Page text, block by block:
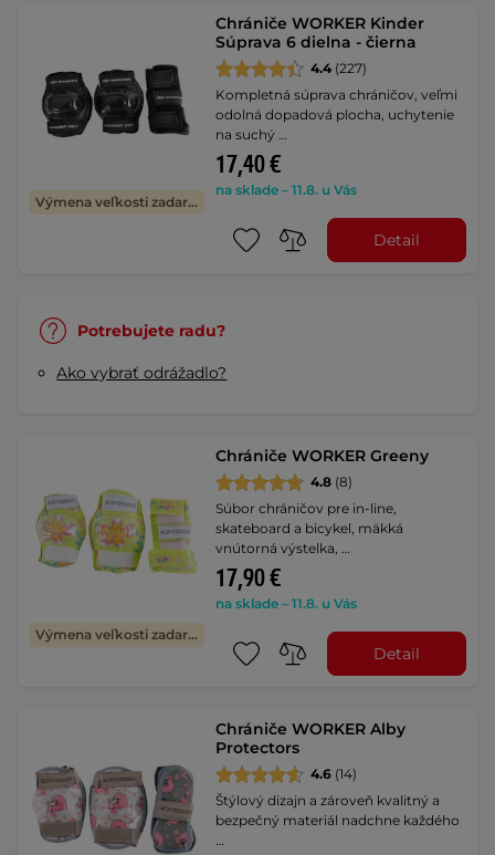
Výmena veľkosti zadarmo
Chrániče WORKER Kinder
Súprava 6 dielna - čierna
4.4 (227)
Kompletná súprava chráničov, veľmi
odolná dopadová plocha, uchytenie
na suchý …
17,40 €
na sklade – 11.8. u Vás
Detail
Potrebujete radu?
Ako vybrať odrážadlo?
Výmena veľkosti zadarmo
Chrániče WORKER Greeny
4.8 (8)
Súbor chráničov pre in-line,
skateboard a bicykel, mäkká
vnútorná výstelka, …
17,90 €
na sklade – 11.8. u Vás
Detail
Chrániče WORKER Alby
Protectors
4.6 (14)
Štýlový dizajn a zároveň kvalitný a
bezpečný materiál nadchne každého
…